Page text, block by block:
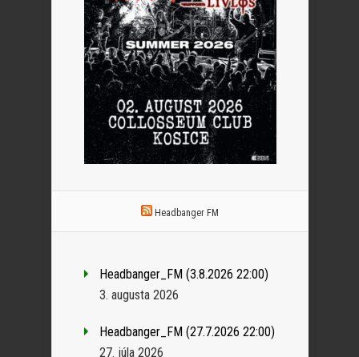
Headbanger FM
Headbanger_FM (3.8.2026 22:00)
3. augusta 2026
Headbanger_FM (27.7.2026 22:00)
27. júla 2026